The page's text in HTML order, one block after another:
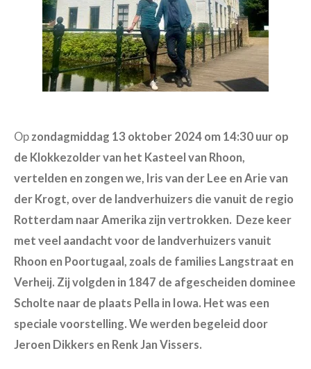
Op zondagmiddag 13 oktober 2024 om 14:30 uur op
de Klokkezolder van het Kasteel van Rhoon,
vertelden en zongen we, Iris van der Lee en Arie van
der Krogt, over de landverhuizers die vanuit de regio
Rotterdam naar Amerika zijn vertrokken. Deze keer
met veel aandacht voor de landverhuizers vanuit
Rhoon en Poortugaal, zoals de families Langstraat en
Verheij. Zij volgden in 1847 de afgescheiden dominee
Scholte naar de plaats Pella in Iowa. Het was een
speciale voorstelling. We werden begeleid door
Jeroen Dikkers en Renk Jan Vissers.